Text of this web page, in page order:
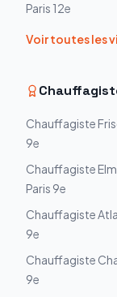
Paris 12e
Voir toutes les
Chauffagiste
9e
Chauffagiste
Paris 9e
Chauffagiste
9e
Chauffagiste
9e